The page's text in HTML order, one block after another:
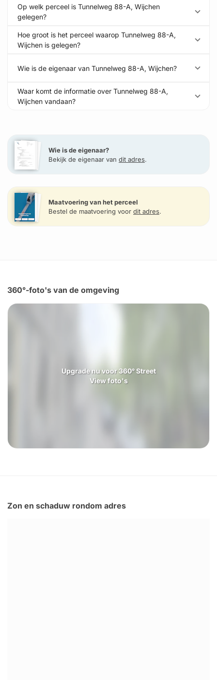
Op welk perceel is Tunnelweg 88-A, Wijchen
gelegen?
Hoe groot is het perceel waarop Tunnelweg 88-A,
Wijchen is gelegen?
Wie is de eigenaar van Tunnelweg 88-A, Wijchen?
Waar komt de informatie over Tunnelweg 88-A,
Wijchen vandaan?
Wie is de eigenaar?
Bekijk de eigenaar van dit adres.
Maatvoering van het perceel
Bestel de maatvoering voor dit adres.
360°-foto's van de omgeving
Upgrade nu voor 360° Street
View foto's
Zon en schaduw rondom adres